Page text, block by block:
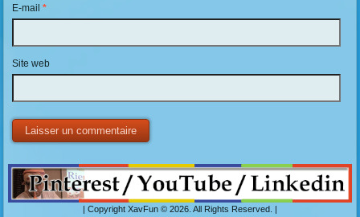
E-mail*
Site web
| Copyright XavFun © 2026. All Rights Reserved. |